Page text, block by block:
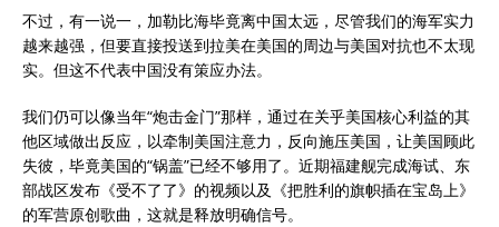
不过，有一说一，加勒比海毕竟离中国太远，尽管我们的海军实力
越来越强，但要直接投送到拉美在美国的周边与美国对抗也不太现
实。但这不代表中国没有策应办法。
我们仍可以像当年“炮击金门”那样，通过在关乎美国核心利益的其
他区域做出反应，以牵制美国注意力，反向施压美国，让美国顾此
失彼，毕竟美国的“锅盖”已经不够用了。近期福建舰完成海试、东
部战区发布《受不了了》的视频以及《把胜利的旗帜插在宝岛上》
的军营原创歌曲，这就是释放明确信号。